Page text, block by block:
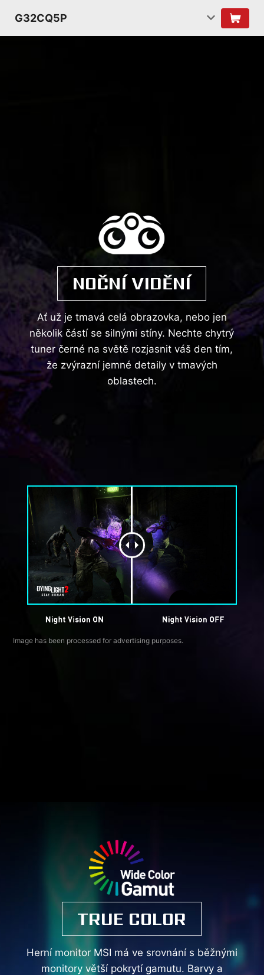
G32CQ5P
NOČNÍ VIDĚNÍ
Ať už je tmavá celá obrazovka, nebo jen
několik částí se silnými stíny. Nechte chytrý
tuner černé na světě rozjasnit váš den tím,
že zvýrazní jemné detaily v tmavých
oblastech.
Image has been processed for advertising purposes.
TRUE COLOR
Herní monitor MSI má ve srovnání s běžnými
monitory větší pokrytí gamutu. Barvy a